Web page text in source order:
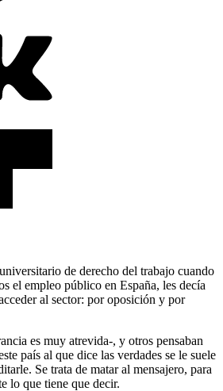
de derecho del trabajo cuando
el empleo público en España, les decía
al sector: por oposición y por
es muy atrevida-, y otros pensaban
país al que dice las verdades se le suele
Se trata de matar al mensajero, para
lo que tiene que decir.